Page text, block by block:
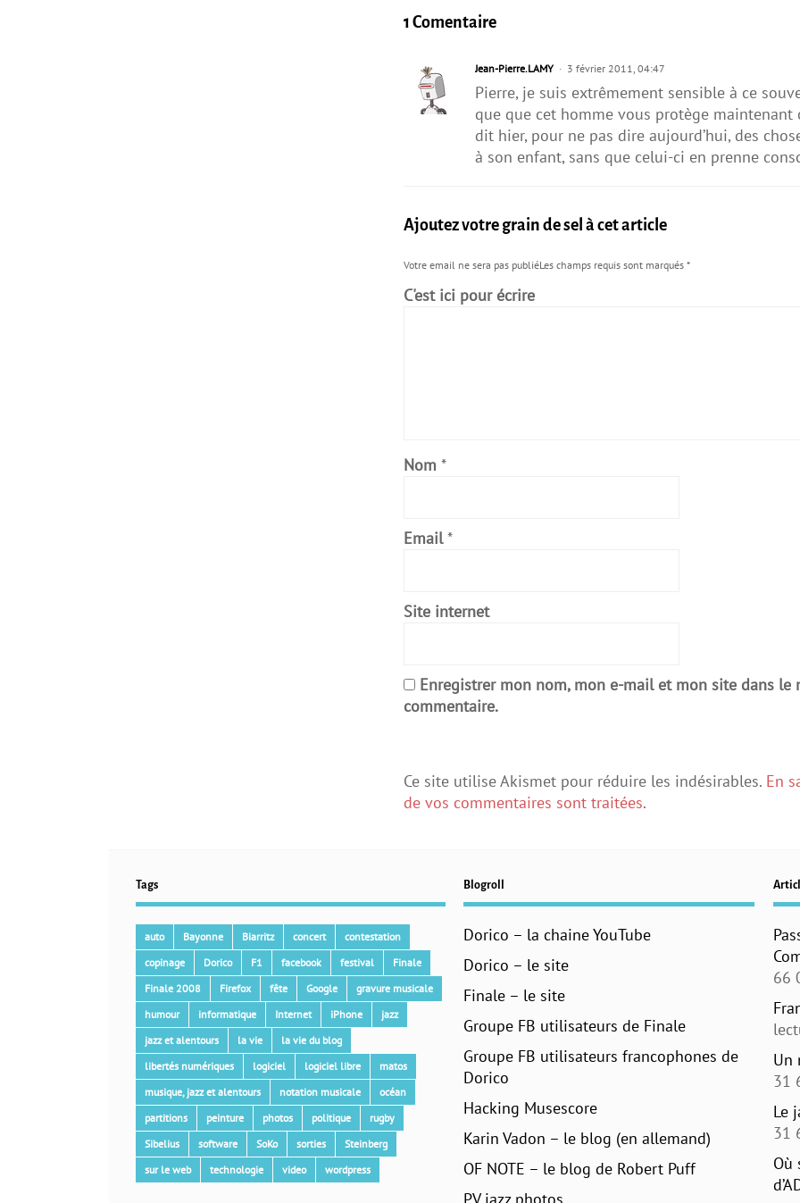
1 Comentaire
Jean-Pierre.LAMY 3 février 2011, 04:47
Pierre, je suis extrêmement sensible à ce
que que cet homme vous protège maintenant
dit hier, pour ne pas dire aujourd’hui, des
à son enfant, sans que celui-ci en prenne
Ajoutez votre grain de sel à cet article
Votre email ne sera pas publiéLes champs requis sont marqués *
C'est ici pour écrire
Nom *
Email *
Site internet
Enregistrer mon nom, mon e-mail et mon site dans
commentaire.
Ce site utilise Akismet pour réduire les indésirables. En
de vos commentaires sont traitées.
Tags
auto Bayonne Biarritz concert
contestation
copinage
Dorico F1 facebook festival
Finale
Finale 2008
Firefox fête Google
gravure musicale
humour
informatique Internet iPhone
jazz
jazz et alentours
la vie
la vie du blog
libertés numériques
logiciel logiciel libre
matos
musique, jazz et alentours
notation musicale
océan
partitions
peinture photos politique
rugby
Sibelius
software SoKo sorties
Steinberg
sur le web
technologie video wordpress
Blogroll
Dorico – la chaine YouTube
Dorico – le site
Finale – le site
Groupe FB utilisateurs de Finale
Groupe FB utilisateurs francophones de
Dorico
Hacking Musescore
Karin Vadon – le blog (en allemand)
OF NOTE – le blog de Robert Puff
PV jazz photos
66
Un
31
Le
31
Où